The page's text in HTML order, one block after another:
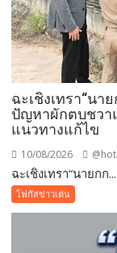
ฉะเชิงเทรา“น
ปัญหาผักตบชวา
แนวทางแก้ไข
10/08/2026
ฉะเชิงเทรา“นายกก...
โฟกัสข่าวเด่น